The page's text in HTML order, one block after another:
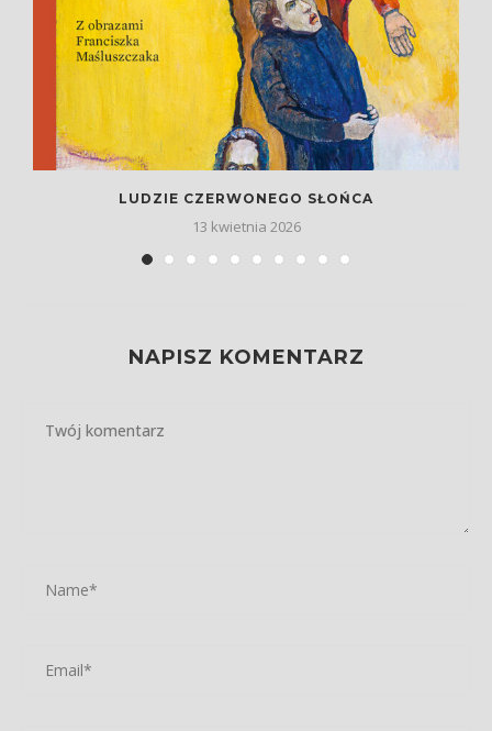
LUDZIE CZERWONEGO SŁOŃCA
13 kwietnia 2026
NAPISZ KOMENTARZ